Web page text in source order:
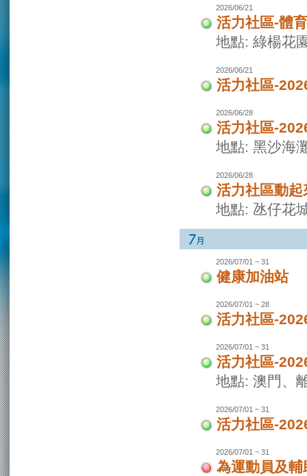
2026/06/21
活力社區-體
地點: 綠楊花
2026/06/21
活力社區-
2026/06/28
活力社區-
地點: 黑沙海
2026/06/28
活力社區動
地點: 氹仔花
2026/07/01 ~ 31
健康加油站
2026/07/01 ~ 28
活力社區-
2026/07/01 ~ 31
活力社區-
地點: 澳門、
2026/07/01 ~ 31
活力社區-
2026/07/01 ~ 31
為運動員及